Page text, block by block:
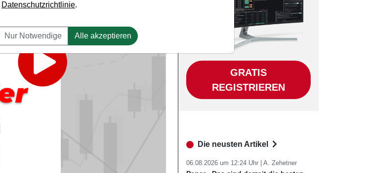
GRATIS
REGISTRIEREN
Die neusten Artikel
06.08.2026 um 12:24 Uhr | A. Zehetner
Datenschutzrichtlinie.
Nur Notwendige Alle akzeptieren